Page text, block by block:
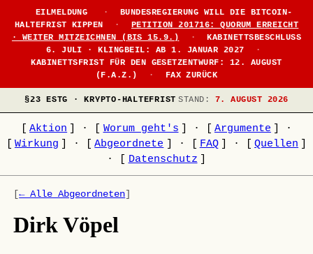
EILMELDUNG ·
BUNDESREGIERUNG WILL DIE BITCOIN-
HALTEFRIST KIPPEN
·
PETITION 201716: QUORUM ERREICHT
· WEITER MITZEICHNEN (BIS 15.9.)
·
KABINETTSBESCHLUSS
6. JULI · KLINGBEIL: AB 1. JANUAR 2027
·
KABINETTSFRIST FÜR DEN GESETZENTWURF: 12. AUGUST
(F.A.Z.)
· FAX ZURÜCK
§23 ESTG · KRYPTO-HALTEFRIST STAND: 7. AUGUST 2026
Aktion · Worum geht's · Argumente
·
Wirkung · Abgeordnete · FAQ · Quellen
·
Datenschutz
[← Alle Abgeordneten]
Dirk Vöpel